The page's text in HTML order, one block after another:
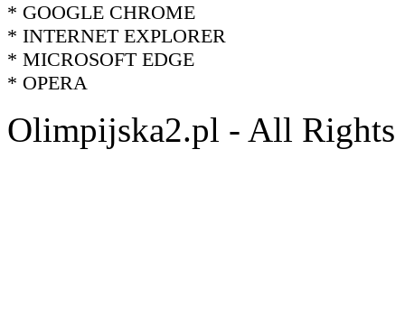
* GOOGLE CHROME
* INTERNET EXPLORER
* MICROSOFT EDGE
* OPERA
Olimpijska2.pl - All Rights